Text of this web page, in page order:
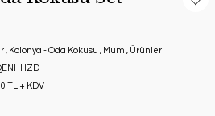
, Kolonya - Oda Kokusu , Mum , Ürünler
TL + KDV